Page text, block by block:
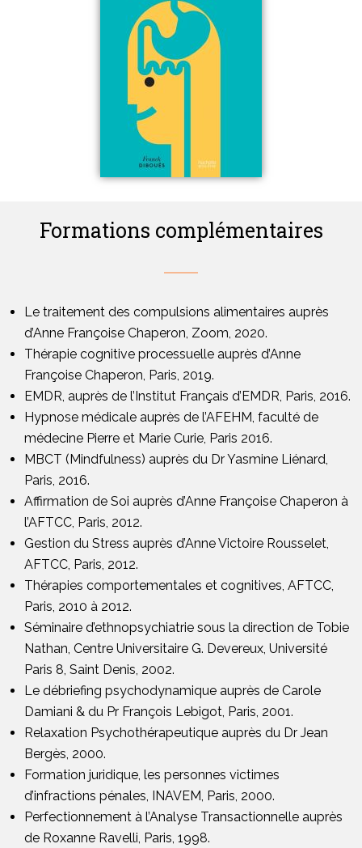
Formations complémentaires
Le traitement des compulsions alimentaires auprès
d’Anne Françoise Chaperon, Zoom, 2020.
Thérapie cognitive processuelle auprès d’Anne
Françoise Chaperon, Paris, 2019.
EMDR, auprès de l’Institut Français d’EMDR, Paris, 2016.
Hypnose médicale auprès de l’AFEHM, faculté de
médecine Pierre et Marie Curie, Paris 2016.
MBCT (Mindfulness) auprès du Dr Yasmine Liénard,
Paris, 2016.
Affirmation de Soi auprès d’Anne Françoise Chaperon à
l’AFTCC, Paris, 2012.
Gestion du Stress auprès d’Anne Victoire Rousselet,
AFTCC, Paris, 2012.
Thérapies comportementales et cognitives, AFTCC,
Paris, 2010 à 2012.
Séminaire d’ethnopsychiatrie sous la direction de Tobie
Nathan, Centre Universitaire G. Devereux, Université
Paris 8, Saint Denis, 2002.
Le débriefing psychodynamique auprès de Carole
Damiani & du Pr François Lebigot, Paris, 2001.
Relaxation Psychothérapeutique auprès du Dr Jean
Bergès, 2000.
Formation juridique, les personnes victimes
d’infractions pénales, INAVEM, Paris, 2000.
Perfectionnement à l’Analyse Transactionnelle auprès
de Roxanne Ravelli, Paris, 1998.